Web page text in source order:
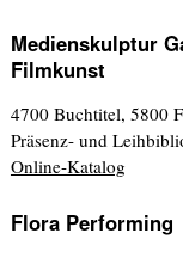
Medienskulptur
Filmkunst
4700 Buchtitel, 5800
Präsenz- und
Online-Katalog
Flora Performing